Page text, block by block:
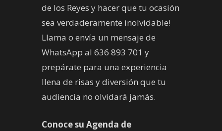
de los Reyes y hacer que tu ocasión
sea verdaderamente inolvidable!
Llama o envía un mensaje de
WhatsApp al 636 893 701 y
prepárate para una experiencia
llena de risas y diversión que tu
audiencia no olvidará jamás.
Conoce su Agenda de